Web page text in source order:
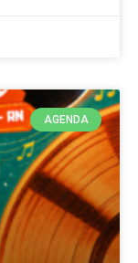
AGENDA